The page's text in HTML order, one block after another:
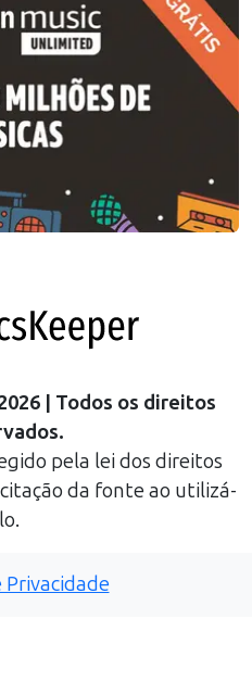
| Todos os direitos
pela lei dos direitos
da fonte ao utilizá-
lo.
Privacidade